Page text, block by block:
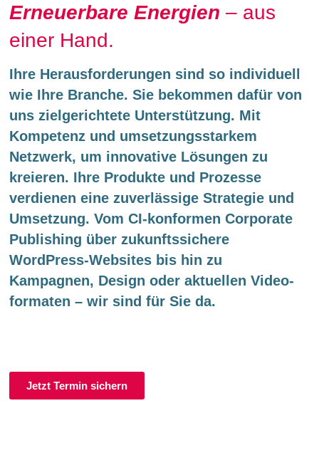
Erneuerbare Energien – aus
einer Hand.
Ihre Heraus­forderungen sind so individuell
wie Ihre Branche. Sie bekommen dafür von
uns ziel­­gerichtete Unterstützung. Mit
Kompe­tenz und umsetzungs­­starkem
Netzwerk, um innovative Lösungen zu
kreieren. Ihre Produkte und Prozesse
verdienen eine zuverlässige Strategie und
Umset­zung. Vom CI-konformen Corporate
Publishing über zukunfts­sichere
WordPress-Websites bis hin zu
Kampagnen, Design oder aktuellen Video­
formaten – wir sind für Sie da.
Jetzt Termin sichern